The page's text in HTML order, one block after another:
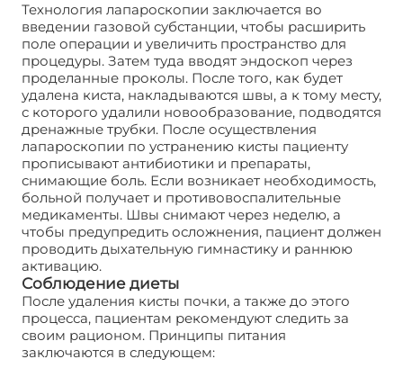
Технология лапароскопии заключается во
введении газовой субстанции, чтобы расширить
поле операции и увеличить пространство для
процедуры. Затем туда вводят эндоскоп через
проделанные проколы. После того, как будет
удалена киста, накладываются швы, а к тому месту,
с которого удалили новообразование, подводятся
дренажные трубки. После осуществления
лапароскопии по устранению кисты пациенту
прописывают антибиотики и препараты,
снимающие боль. Если возникает необходимость,
больной получает и противовоспалительные
медикаменты. Швы снимают через неделю, а
чтобы предупредить осложнения, пациент должен
проводить дыхательную гимнастику и раннюю
активацию.
Соблюдение диеты
После удаления кисты почки, а также до этого
процесса, пациентам рекомендуют следить за
своим рационом. Принципы питания
заключаются в следующем: